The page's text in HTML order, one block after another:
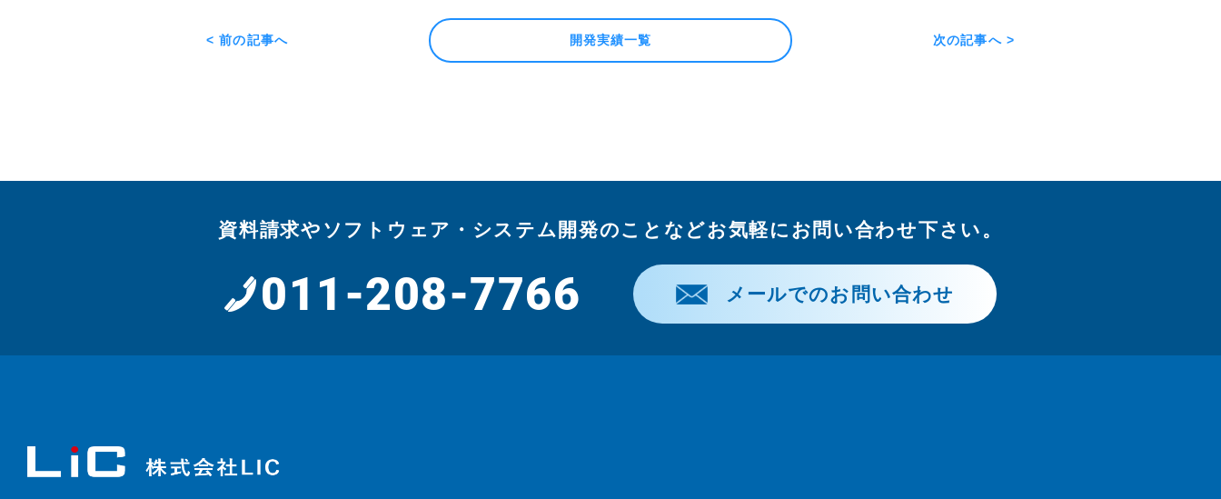
< 前の記事へ 開発実績一覧 次の記事へ >
資料請求やソフトウェア・システム開発のことなどお気軽にお問い合わせ下さい。
011-208-7766 メールでのお問い合わせ